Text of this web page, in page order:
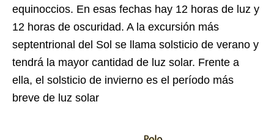
equinoccios. En esas fechas hay 12 horas de luz y
12 horas de oscuridad. A la excursión más
septentrional del Sol se llama solsticio de verano y
tendrá la mayor cantidad de luz solar. Frente a
ella, el solsticio de invierno es el período más
breve de luz solar